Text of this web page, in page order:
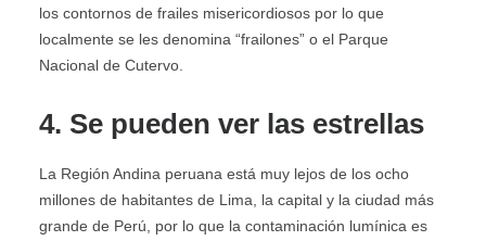
los contornos de frailes misericordiosos por lo que
localmente se les denomina “frailones” o el Parque
Nacional de Cutervo.
4. Se pueden ver las estrellas
La Región Andina peruana está muy lejos de los ocho
millones de habitantes de Lima, la capital y la ciudad más
grande de Perú, por lo que la contaminación lumínica es